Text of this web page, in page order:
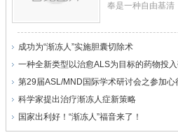
奉是一种自由基清
成功为“渐冻人”实施胆囊切除术
一种全新类型以治愈ALS为目标的药物投
第29届ASL/MND国际学术研讨会之参加心
科学家提出治疗渐冻人症新策略
国家出利好！“渐冻人”福音来了！